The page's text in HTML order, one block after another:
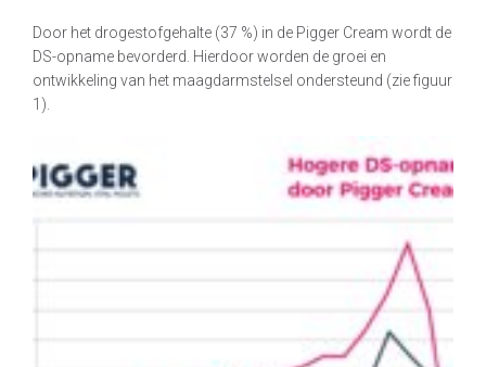
Door het drogestofgehalte (37 %) in de Pigger Cream wordt de
DS-opname bevorderd. Hierdoor worden de groei en
ontwikkeling van het maagdarmstelsel ondersteund (zie figuur
1).